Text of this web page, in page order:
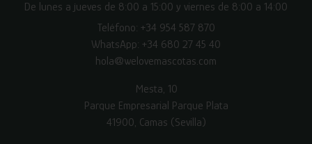
De lunes a jueves de 8:00 a 15:00 y viernes de 8:00 a 14:00
Teléfono: +34 954 587 870
WhatsApp: +34 680 27 45 40
hola@welovemascotas.com
Mesta, 10
Parque Empresarial Parque Plata
41900, Camas (Sevilla)